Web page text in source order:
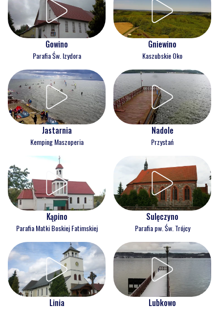
Gowino
Parafia Św. Izydora
Gniewino
Kaszubskie Oko
Jastarnia
Kemping Maszoperia
Nadole
Przystań
Kąpino
Parafia Matki Boskiej Fatimskiej
Sulęczyno
Parafia pw. Św. Trójcy
Linia Lubkowo